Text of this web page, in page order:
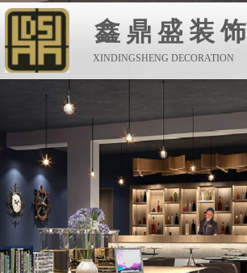
鑫鼎盛装饰
XINDINGSHENG DECORATION